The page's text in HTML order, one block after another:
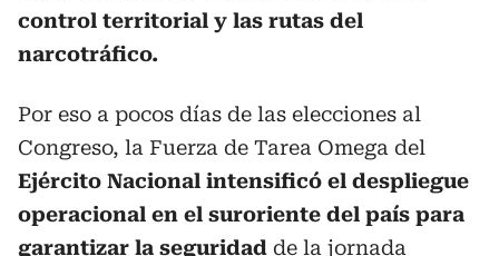
control territorial y las rutas del
narcotráfico.
Por eso a pocos días de las elecciones al
Congreso, la Fuerza de Tarea Omega del
Ejército Nacional intensificó el despliegue
operacional en el suroriente del país para
garantizar la seguridad de la jornada